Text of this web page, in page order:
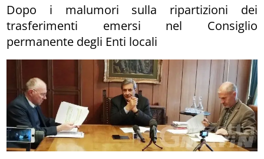
Dopo i malumori sulla ripartizioni dei
trasferimenti emersi nel Consiglio
permanente degli Enti locali